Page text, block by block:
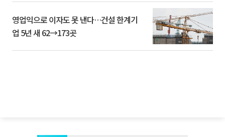
영업익으로 이자도 못 낸다…건설 한계기
업 5년 새 62→173곳